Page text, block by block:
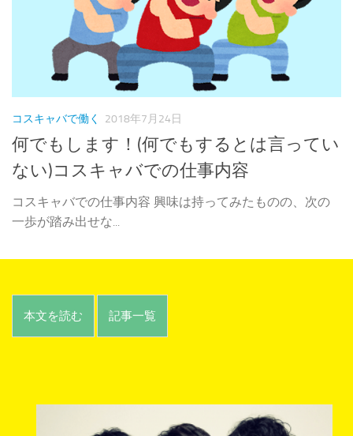
コスキャバで働く 2018年7月24日
何でもします！(何でもするとは言ってい
ない)コスキャバでの仕事内容
コスキャバでの仕事内容 興味は持ってみたものの、次の
一歩が踏み出せな...
本文を読む 記事一覧